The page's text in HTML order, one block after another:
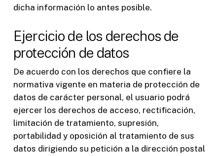
dicha información lo antes posible.
Ejercicio de los derechos de
protección de datos
De acuerdo con los derechos que confiere la
normativa vigente en materia de protección de
datos de carácter personal, el usuario podrá
ejercer los derechos de acceso, rectificación,
limitación de tratamiento, supresión,
portabilidad y oposición al tratamiento de sus
datos dirigiendo su petición a la dirección postal